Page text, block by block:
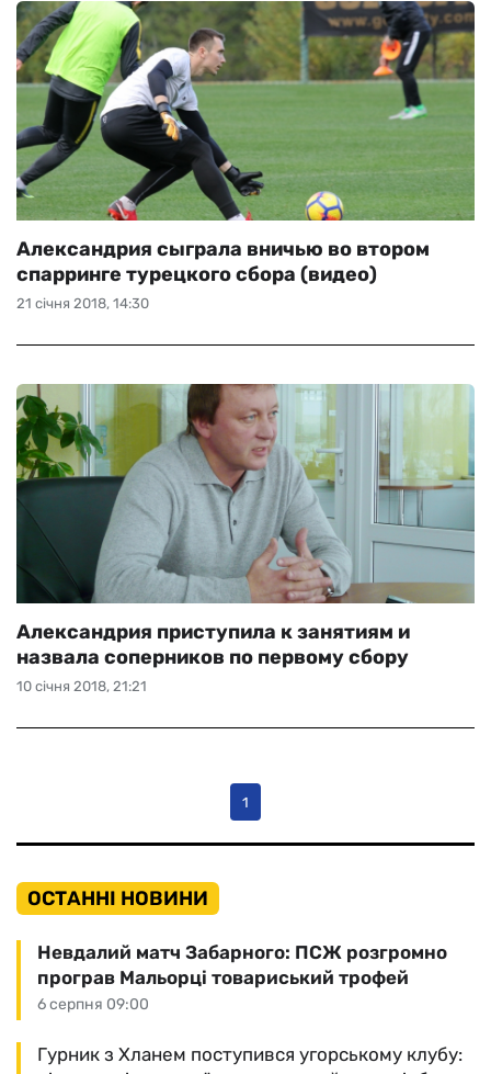
21 січня 2018, 14:30
Александрия сыграла вничью во втором
спарринге турецкого сбора (видео)
10 січня 2018, 21:21
Александрия приступила к занятиям и
назвала соперников по первому сбору
1
ОСТАННІ НОВИНИ
6 серпня 09:00
Невдалий матч Забарного: ПСЖ розгромно
програв Мальорці товариський трофей
Гурник з Хланем поступився угорському клубу: